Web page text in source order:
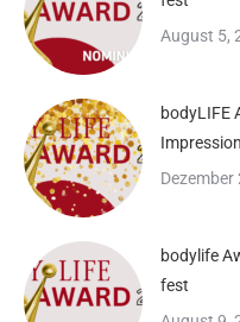
August 5,
bodyLIFE
Dezember
bodylife
fest